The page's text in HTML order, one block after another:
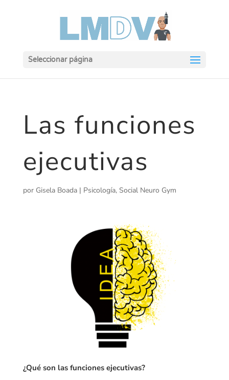
Seleccionar página
Las funciones
ejecutivas
por Gisela Boada| Psicología, Social Neuro Gym
¿Qué son las funciones ejecutivas?